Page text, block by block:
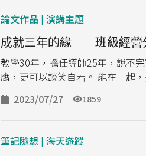
論文作品 | 演講主題
成就三年的緣──班級經營
教學30年，擔任導師25年，說不
膺，更可以談笑自若。 能在一起
2023/07/27
1859
筆記隨想 | 海天遊蹤